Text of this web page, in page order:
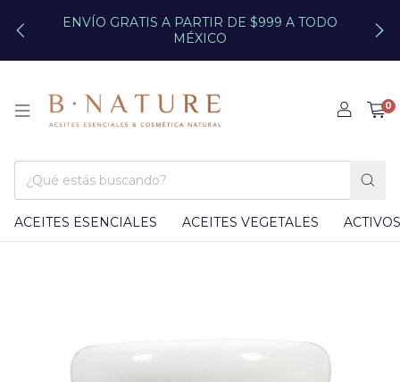
ENVÍO GRATIS A PARTIR DE $999 A TODO
MÉXICO
0
ACEITES ESENCIALES ACEITES VEGETALES